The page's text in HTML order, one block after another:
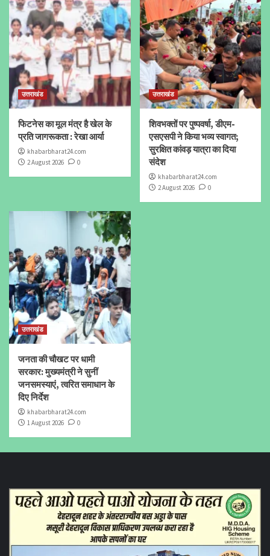
उत्तराखंड
फिटनेस का मूल मंत्र है खेल के
प्रति जागरूकता : रेखा आर्या
khabarbharat24.com
2 August 2026
0
उत्तराखंड
शिवभक्तों पर पुष्पवर्षा, डीएम-
एसएसपी ने किया भव्य स्वागत;
सुरक्षित कांवड़ यात्रा का दिया
संदेश
khabarbharat24.com
2 August 2026
0
उत्तराखंड
जनता की चौखट पर धामी
सरकार: मुख्यमंत्री ने सुनीं
जनसमस्याएं, त्वरित समाधान के
दिए निर्देश
khabarbharat24.com
1 August 2026
0